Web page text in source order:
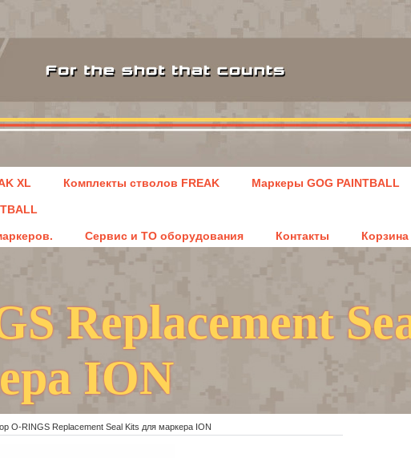
XL Комплекты стволов FREAK Маркеры GOG PAINTBALL
Сервис и ТО оборудования Контакты Корзина
Replacement
ION
O-RINGS Replacement Seal Kits для маркера ION